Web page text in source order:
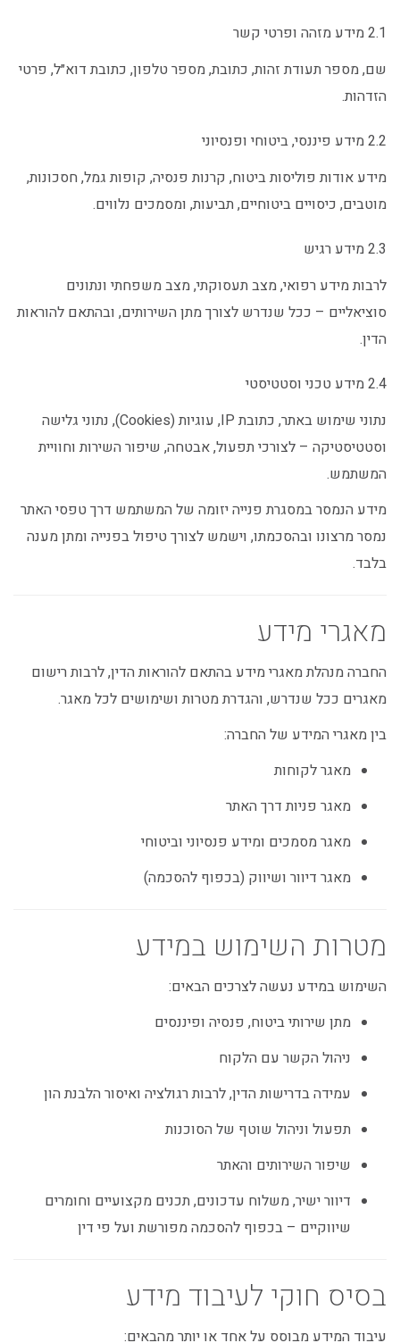
2.1 מידע מזהה ופרטי קשר
שם, מספר תעודת זהות, כתובת, מספר טלפון, כתובת דוא״ל, פרטי
הזדהות.
2.2 מידע פיננסי, ביטוחי ופנסיוני
מידע אודות פוליסות ביטוח, קרנות פנסיה, קופות גמל, חסכונות,
מוטבים, כיסויים ביטוחיים, תביעות, ומסמכים נלווים.
2.3 מידע רגיש
לרבות מידע רפואי, מצב תעסוקתי, מצב משפחתי ונתונים
סוציאליים – ככל שנדרש לצורך מתן השירותים, ובהתאם להוראות
הדין.
2.4 מידע טכני וסטטיסטי
נתוני שימוש באתר, כתובת IP, עוגיות (Cookies), נתוני גלישה
וסטטיסטיקה – לצורכי תפעול, אבטחה, שיפור השירות וחוויית
המשתמש.
מידע הנמסר במסגרת פנייה יזומה של המשתמש דרך טפסי האתר
נמסר מרצונו ובהסכמתו, וישמש לצורך טיפול בפנייה ומתן מענה
בלבד.
מאגרי מידע
החברה מנהלת מאגרי מידע בהתאם להוראות הדין, לרבות רישום
מאגרים ככל שנדרש, והגדרת מטרות ושימושים לכל מאגר.
בין מאגרי המידע של החברה:
מאגר לקוחות
מאגר פניות דרך האתר
מאגר מסמכים ומידע פנסיוני וביטוחי
מאגר דיוור ושיווק (בכפוף להסכמה)
מטרות השימוש במידע
השימוש במידע נעשה לצרכים הבאים:
מתן שירותי ביטוח, פנסיה ופיננסים
ניהול הקשר עם הלקוח
עמידה בדרישות הדין, לרבות רגולציה ואיסור הלבנת הון
תפעול וניהול שוטף של הסוכנות
שיפור השירותים והאתר
דיוור ישיר, משלוח עדכונים, תכנים מקצועיים וחומרים
שיווקיים – בכפוף להסכמה מפורשת ועל פי דין
בסיס חוקי לעיבוד מידע
עיבוד המידע מבוסס על אחד או יותר מהבאים: